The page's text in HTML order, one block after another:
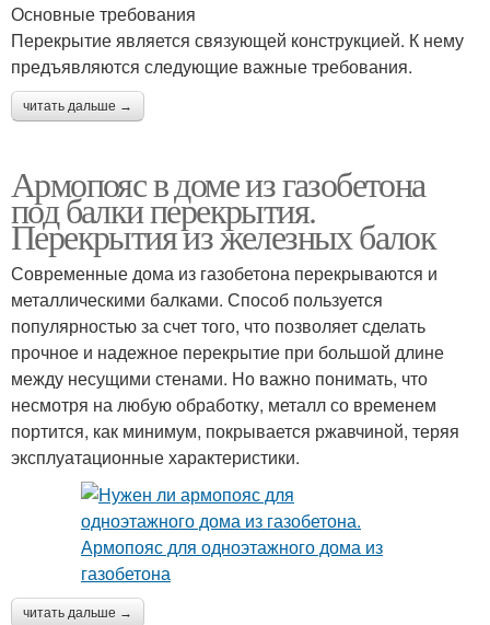
Основные требования
Перекрытие является связующей конструкцией. К нему
предъявляются следующие важные требования.
читать дальше →
Армопояс в доме из газобетона
под балки перекрытия.
Перекрытия из железных балок
Современные дома из газобетона перекрываются и
металлическими балками. Способ пользуется
популярностью за счет того, что позволяет сделать
прочное и надежное перекрытие при большой длине
между несущими стенами. Но важно понимать, что
несмотря на любую обработку, металл со временем
портится, как минимум, покрывается ржавчиной, теряя
эксплуатационные характеристики.
читать дальше →